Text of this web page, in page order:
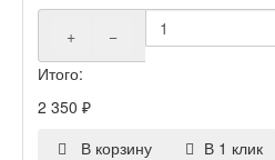
+
−
Итого:
2 350 ₽
В корзину
В 1 клик